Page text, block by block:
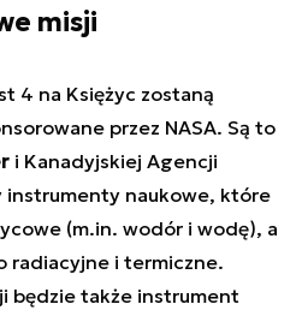
misji
4 na Księżyc zostaną
przez NASA. Są to
i Kanadyjskiej Agencji
instrumenty naukowe, które
(m.in. wodór i wodę), a
radiacyjne i termiczne.
będzie także instrument